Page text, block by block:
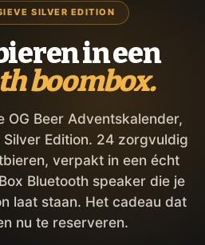
SILVER EDITION
in een
boombox.
OG Beer Adventskalender,
Edition. 24 zorgvuldig
verpakt in een écht
Bluetooth speaker die je
laat staan. Het cadeau dat
nu te reserveren.